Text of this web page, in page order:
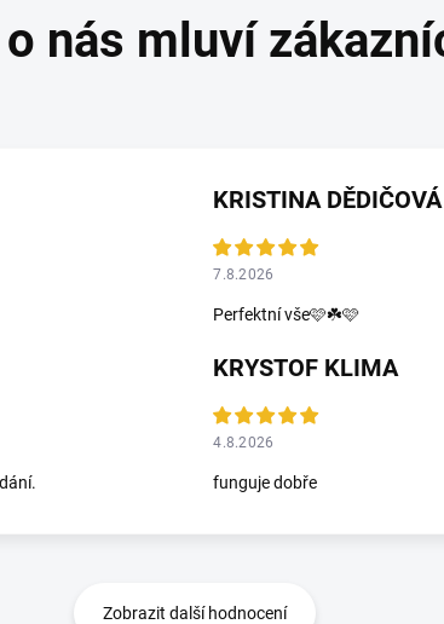
KRISTINA DĚDIČOVÁ
7.8.2026
Perfektní vše🩷☘️🩷
KRYSTOF KLIMA
4.8.2026
funguje dobře
Zobrazit další hodnocení